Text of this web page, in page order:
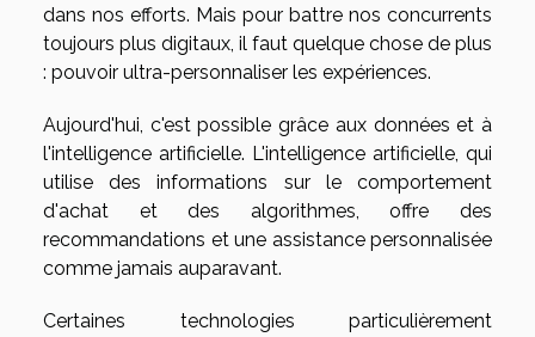
dans nos efforts. Mais pour battre nos concurrents
toujours plus digitaux, il faut quelque chose de plus
: pouvoir ultra-personnaliser les expériences.
Aujourd'hui, c'est possible grâce aux données et à
l'intelligence artificielle. L'intelligence artificielle, qui
utilise des informations sur le comportement
d'achat et des algorithmes, offre des
recommandations et une assistance personnalisée
comme jamais auparavant.
Certaines technologies particulièrement